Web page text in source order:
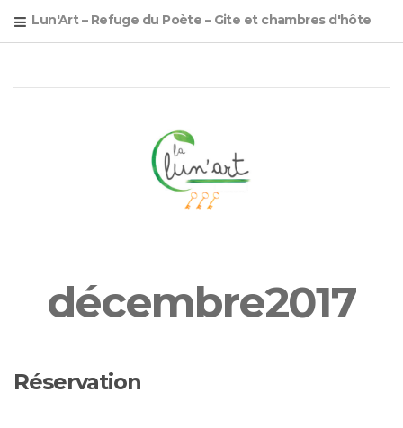
Lun'Art – Refuge du Poète – Gite et chambres d'hôte
décembre2017
Réservation